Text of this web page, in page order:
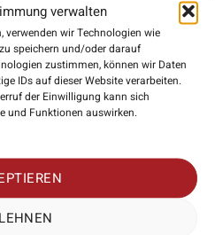
verwalten
verwenden wir Technologien wie
speichern und/oder darauf
zustimmen, können wir Daten
IDs auf dieser Website verarbeiten.
der Einwilligung kann sich
und Funktionen auswirken.
für einfaches
der Spitzen
ermöglicht es Dartspielern,
Sekunden zu wechseln. Die
für einen sicheren Halt der
ausgetauscht werden
bietet dir jederzeit die Freiheit,
Wünschen anzupassen.